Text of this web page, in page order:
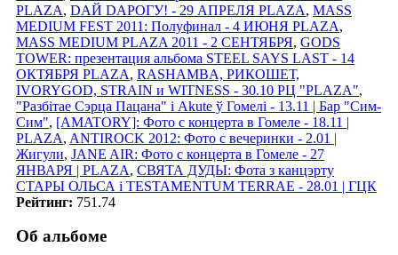
PLAZA, DАЙ DАРОГУ! - 29 АПРЕЛЯ PLAZA, MASS
MEDIUM FEST 2011: Полуфинал - 4 ИЮНЯ PLAZA,
MASS MEDIUM PLAZA 2011 - 2 СЕНТЯБРЯ, GODS
TOWER: презентация альбома STEEL SAYS LAST - 14
ОКТЯБРЯ PLAZA, RASHAMBA, РИКОШЕТ,
IVORYGOD, STRAIN и WITNESS - 30.10 РЦ "PLAZA",
"Разбітае Сэрца Пацана" і Akute ў Гомелi - 13.11 | Бар "Сим-
Сим", [AMATORY]: Фото с концерта в Гомеле - 18.11 |
PLAZA, ANTIROCK 2012: Фото с вечеринки - 2.01 |
Жигули, JANE AIR: Фото с концерта в Гомеле - 27
ЯНВАРЯ | PLAZA, СВЯТА ДУДЫ: Фота з канцэрту
СТАРЫ ОЛЬСА i TESTAMENTUM TERRAE - 28.01 | ГЦК
Рейтинг: 751.74
Об альбоме